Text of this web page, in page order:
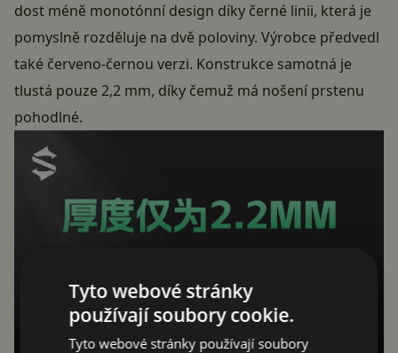
dost méně monotónní design díky černé linii, která je
pomyslně rozděluje na dvě poloviny. Výrobce předvedl
také červeno-černou verzi. Konstrukce samotná je
tlustá pouze 2,2 mm, díky čemuž má nošení prstenu
pohodlné.
Tyto webové stránky
používají soubory cookie.
Tyto webové stránky používají soubory